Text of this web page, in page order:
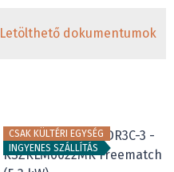
Letölthető dokumentumok
CSAK KÜLTÉRI EGYSÉG
INGYENES SZÁLLÍTÁS